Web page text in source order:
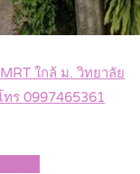
ใกล้ ม. วิทยาลัย
ทร 0997465361